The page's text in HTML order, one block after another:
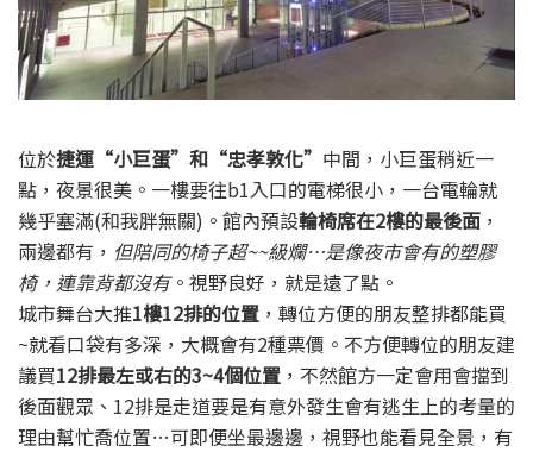
位於捷運“小巨蛋”和“忠孝敦化” 中間，小巨蛋稍近一
點，夜景很美。一樓要往b1入口的電梯很小，一台電輪就
幾乎塞滿(和我胖無關)。館內預設輪椅席在2樓的最後面 ，
兩邊都有， 但陪同的椅子超~~級爛…是像夜市會有的塑膠
椅，連靠背都沒有。視野良好，就是遠了點。
城市舞台大推1樓12排的位置 ，轉位方便的朋友整排都能買
~就看口袋有多深，大概會有2種票價。不方便轉位的朋友建
議買12排最左或右的3~4個位置 ，不然館方一定會用會擋到
後面觀眾、12排是走道要是有意外發生會有逃生上的考量的
理由幫忙喬位置…可即便坐最邊邊，視野也能看見全景，有